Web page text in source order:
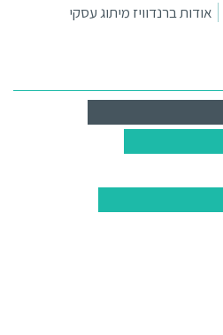
אודות ברנדוויז מיתוג עסקי